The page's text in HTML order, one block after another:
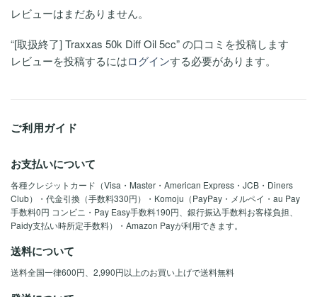
レビューはまだありません。
“[取扱終了] Traxxas 50k Diff Oil 5cc” の口コミを投稿します
レビューを投稿するにはログインする必要があります。
ご利用ガイド
お支払いについて
各種クレジットカード（Visa・Master・American Express・JCB・Diners
Club）・代金引換（手数料330円）・Komoju（PayPay・メルペイ・au Pay
手数料0円 コンビニ・Pay Easy手数料190円、銀行振込手数料お客様負担、
Paidy支払い時所定手数料）・Amazon Payが利用できます。
送料について
送料全国一律600円、2,990円以上のお買い上げで送料無料